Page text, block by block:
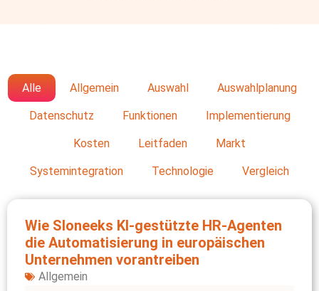
Allgemein Auswahl Auswahlplanung
Datenschutz Funktionen Implementierung
Kosten Leitfaden Markt
Systemintegration Technologie Vergleich
Alle
Wie Sloneeks KI‑gestützte HR‑Agenten
die Automatisierung in europäischen
Unternehmen vorantreiben
Allgemein